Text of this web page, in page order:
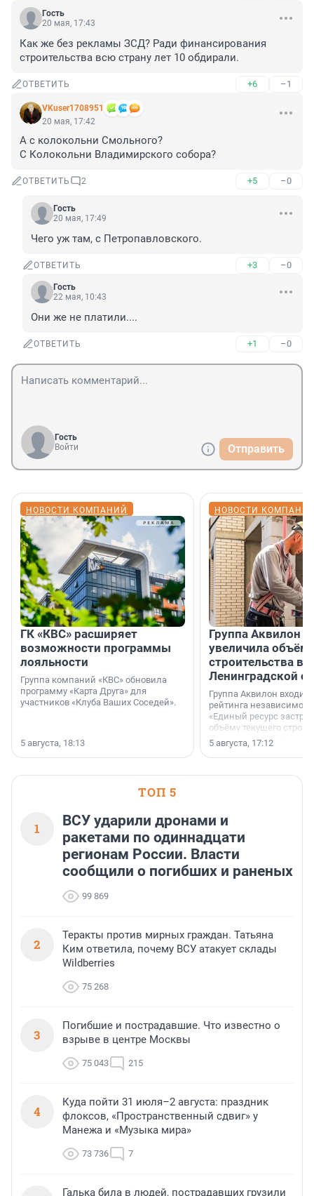
Гость
20 мая, 17:43
Как же без рекламы ЗСД? Ради финансирования
строительства всю страну лет 10 обдирали.
ОТВЕТИТЬ +6 –1
VKuser1708951
20 мая, 17:42
А с колокольни Смольного?
С Колокольни Владимирского собора?
ОТВЕТИТЬ 2 +5 –0
Гость
20 мая, 17:49
Чего уж там, с Петропавловского.
ОТВЕТИТЬ +3 –0
Гость
22 мая, 10:43
Они же не платили....
ОТВЕТИТЬ +1 –0
Гость
Войти
Отправить
НОВОСТИ КОМПАНИЙ
ГК «КВС» расширяет
возможности программы
лояльности
Группа компаний «КВС» обновила
программу «Карта Друга» для
участников «Клуба Ваших Соседей».
5 августа, 18:13
НОВОСТИ
Группа Аквилон
увеличила объём
строительства в
Ленинградской
Группа Аквилон входит
рейтинга независимого
«Единый ресурс
объёму текущего
Ленинградской
время компания
185 429 кв. метров
больше, чем в 1
5 августа, 17:12
ТОП 5
1
ВСУ ударили дронами и
ракетами по одиннадцати
регионам России. Власти
сообщили о погибших и раненых
99 869
2
Теракты против мирных граждан. Татьяна
Ким ответила, почему ВСУ атакует склады
Wildberries
75 268
3
Погибшие и пострадавшие. Что известно о
взрыве в центре Москвы
75 043 215
4
Куда пойти 31 июля–2 августа: праздник
флоксов, «Пространственный сдвиг» у
Манежа и «Музыка мира»
73 736 7
Галька била в людей, пострадавших грузили